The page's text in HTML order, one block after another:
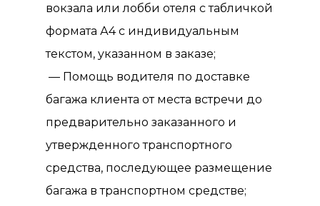
вокзала или лобби отеля с табличкой
формата А4 с индивидуальным
текстом, указанном в заказе;
— Помощь водителя по доставке
багажа клиента от места встречи до
предварительно заказанного и
утвержденного транспортного
средства, последующее размещение
багажа в транспортном средстве;